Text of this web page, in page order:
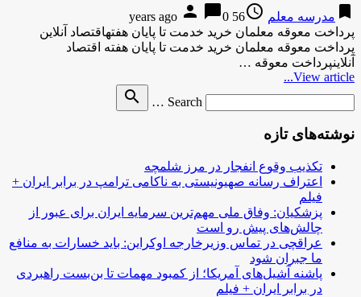
bookmark مدرسه معلم access_time
56 years ago
person chat_bubble0
پرداخت معوقه معلمان خرید خدمت تا پایان هفتهاقتصاد آنلاین
پرداخت معوقه معلمان خرید خدمت تا پایان هفته اقتصاد
آنلاینپرداخت معوقه …
View article...
Search …
search
نوشته‌های تازه
تکذیب وقوع انفجار در مرز شلمچه
اعتراف رسانه صهیونیستی به ناکامی ترامپ در برابر ایران +
فیلم
پزشکیان: وفاق ملی مهم‌ترین سرمایه ایران برای عبور از
چالش‌های پیش رو است
عراقچی در تماس وزیرخارجه اوکراین: باید خسارات به منافع
ما جبران شود
پاشنه آشیل‌های آمریکا؛ از کمبود مهمات تا بن‌بست راهبردی
در برابر ایران + فیلم